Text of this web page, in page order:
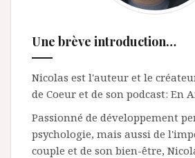
Une brève introduction…
Nicolas est l'auteur et le
de Coeur et de son podcast: En
Passionné de développement
psychologie, mais aussi de
couple et de son bien-être,